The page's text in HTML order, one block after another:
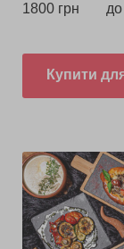
1800 грн
Купити